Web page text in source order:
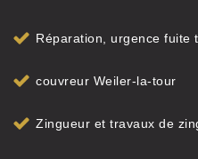
Réparation, urgence fuite
couvreur Weiler-la-tour
Zingueur et travaux de